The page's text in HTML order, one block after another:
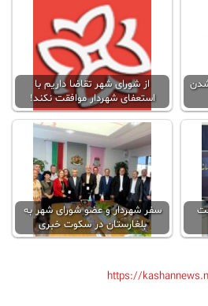
شدن
از شورای شهر تقاضا داریم با
استعفای شهردار موافقت نکند!
سفر شهردار و عضو شورای شهر به
بلغارستان در سکوت خبری
https://